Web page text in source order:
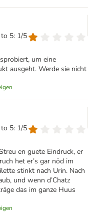
5: 1/5
um eine
ausgeht. Werde sie nicht
5: 1/5
en guete Eindruck, er
het er’s gar nöd im
stinkt nach Urin. Nach
und wenn d’Chatz
das im ganze Huus